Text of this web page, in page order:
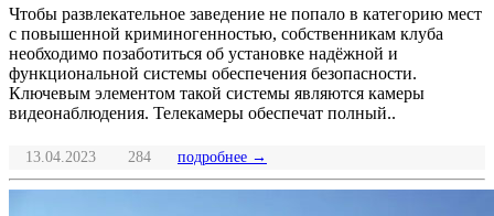
Чтобы развлекательное заведение не попало в категорию мест
с повышенной криминогенностью, собственникам клуба
необходимо позаботиться об установке надёжной и
функциональной системы обеспечения безопасности.
Ключевым элементом такой системы являются камеры
видеонаблюдения. Телекамеры обеспечат полный..
13.04.2023 284 подробнее →